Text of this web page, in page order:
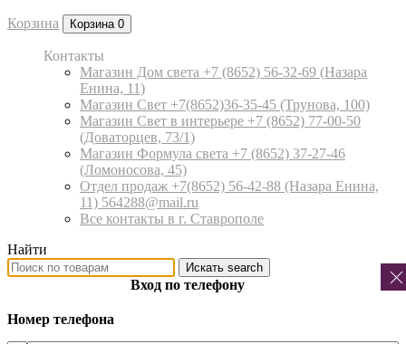
Корзина Корзина 0
Контакты
Магазин Дом света +7 (8652) 56-32-69 (Назара
Енина, 11)
Магазин Свет +7(8652)36-35-45 (Трунова, 100)
Магазин Свет в интерьере +7 (8652) 77-00-50
(Доваторцев, 73/1)
Магазин Формула света +7 (8652) 37-27-46
(Ломоносова, 45)
Отдел продаж +7(8652) 56-42-88 (Назара Енина,
11) 564288@mail.ru
Все контакты в г. Ставрополе
Найти
Искать search
Вход по телефону
Номер телефона